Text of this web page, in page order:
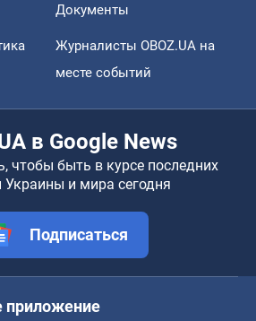
Документы
Журналисты OBOZ.UA на
месте событий
в Google News
чтобы быть в курсе последних
Украины и мира сегодня
Подписаться
приложение